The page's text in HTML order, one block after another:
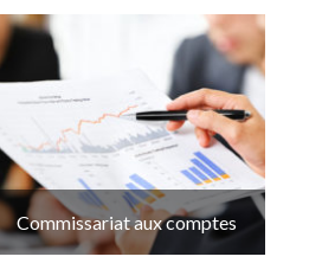
Commissariat aux comptes